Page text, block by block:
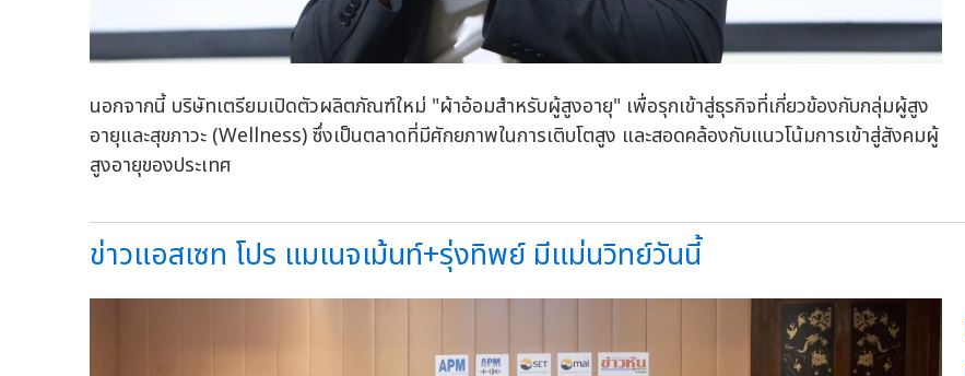
นอกจากนี้ บริษัทเตรียมเปิดตัวผลิตภัณฑ์ใหม่ "ผ้าอ้อมสำหรับผู้สูงอายุ" เพื่อรุกเข้าสู่ธุรกิจที่เกี่ยวข้องกับกลุ่มผู้สูง
อายุและสุขภาวะ (Wellness) ซึ่งเป็นตลาดที่มีศักยภาพในการเติบโตสูง และสอดคล้องกับแนวโน้มการเข้าสู่สังคมผู้
สูงอายุของประเทศ
ข่าวแอสเซท โปร แมเนจเม้นท์+รุ่งทิพย์ มีแม่นวิทย์วันนี้